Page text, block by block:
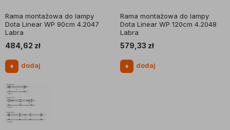
Rama montażowa do lampy
Dota Linear WP 90cm 4.2047
Labra
484,62 zł
+ dodaj
Rama montażowa do lampy
Dota Linear WP 120cm 4.2048
Labra
579,33 zł
+ dodaj